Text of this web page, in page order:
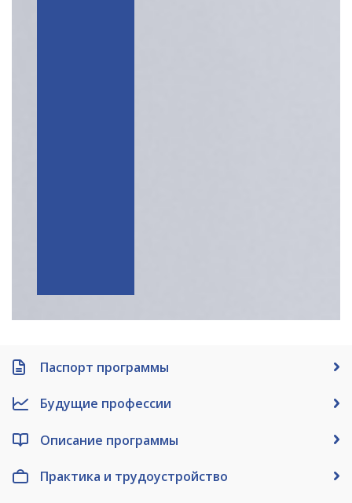
Паспорт программы
Будущие профессии
Описание программы
Практика и трудоустройство